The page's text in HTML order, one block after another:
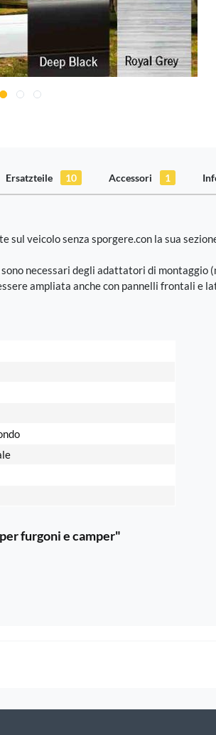
Ersatzteile 10 Accessori 1
sul veicolo senza sporgere.con la sua
necessari degli adattatori di montaggio
ampliata anche con pannelli frontali e
furgoni e camper"